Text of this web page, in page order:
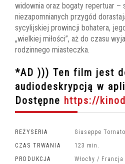
widownia oraz bogaty repertuar –
niezapomnianych przygód
sycylijskiej prowincji bohatera,
„wielkiej miłości”, aż do czasu
rodzinnego miasteczka.
*AD ))) Ten film jest
audiodeskrypcją w
Dostępne https://
REŻYSERIA
Giuseppe
CZAS TRWANIA
123 min.
PRODUKCJA
Włochy / Francja